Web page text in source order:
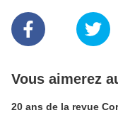
Vous aimerez
20 ans de la revue